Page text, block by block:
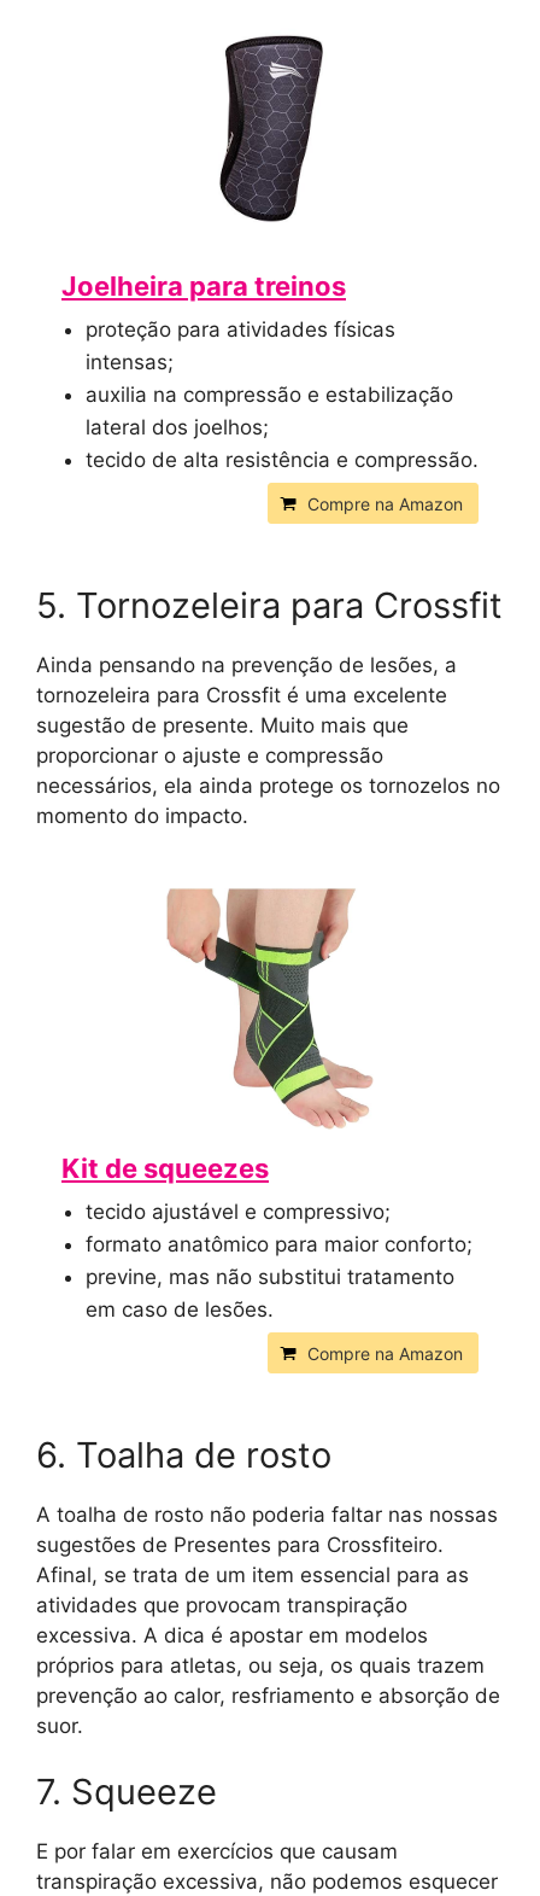
Joelheira para treinos
proteção para atividades físicas
intensas;
auxilia na compressão e estabilização
lateral dos joelhos;
tecido de alta resistência e compressão.
Compre na Amazon
5. Tornozeleira para Crossfit
Ainda pensando na prevenção de lesões, a
tornozeleira para Crossfit é uma excelente
sugestão de presente. Muito mais que
proporcionar o ajuste e compressão
necessários, ela ainda protege os tornozelos no
momento do impacto.
Kit de squeezes
tecido ajustável e compressivo;
formato anatômico para maior conforto;
previne, mas não substitui tratamento
em caso de lesões.
Compre na Amazon
6. Toalha de rosto
A toalha de rosto não poderia faltar nas nossas
sugestões de Presentes para Crossfiteiro.
Afinal, se trata de um item essencial para as
atividades que provocam transpiração
excessiva. A dica é apostar em modelos
próprios para atletas, ou seja, os quais trazem
prevenção ao calor, resfriamento e absorção de
suor.
7. Squeeze
E por falar em exercícios que causam
transpiração excessiva, não podemos esquecer